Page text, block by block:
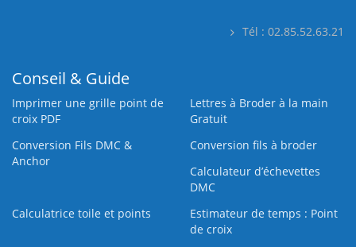
Tél : 02.85.52.63.21
Conseil & Guide
Imprimer une grille point de
croix PDF
Lettres à Broder à la main
Gratuit
Conversion Fils DMC &
Anchor
Conversion fils à broder
Calculateur d’échevettes
DMC
Calculatrice toile et points
Estimateur de temps : Point
de croix